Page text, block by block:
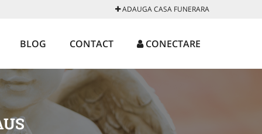
ADAUGA CASA FUNERARA
BLOG CONTACT CONECTARE